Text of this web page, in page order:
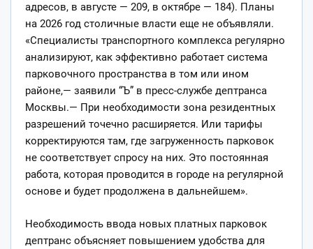
адресов, в августе — 209, в октябре — 184). Планы
на 2026 год столичные власти еще не объявляли.
«Специалисты транспортного комплекса регулярно
анализируют, как эффективно работает система
парковочного пространства в том или ином
районе,— заявили “Ъ” в пресс-службе дептранса
Москвы.— При необходимости зона резидентных
разрешений точечно расширяется. Или тарифы
корректируются там, где загруженность парковок
не соответствует спросу на них. Это постоянная
работа, которая проводится в городе на регулярной
основе и будет продолжена в дальнейшем».
Необходимость ввода новых платных парковок
дептранс объясняет повышением удобства для